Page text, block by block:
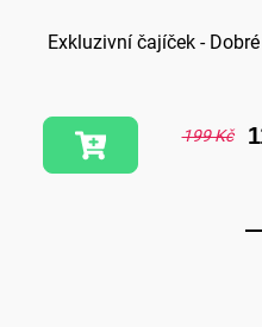
Exkluzivní čajíček -
199 Kč